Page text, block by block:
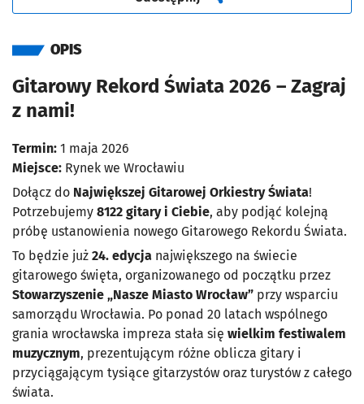
OPIS
Gitarowy Rekord Świata 2026 – Zagraj
z nami!
Termin: 1 maja 2026
Miejsce: Rynek we Wrocławiu
Dołącz do Największej Gitarowej Orkiestry Świata!
Potrzebujemy 8122 gitary i Ciebie, aby podjąć kolejną
próbę ustanowienia nowego Gitarowego Rekordu Świata.
To będzie już 24. edycja największego na świecie
gitarowego święta, organizowanego od początku przez
Stowarzyszenie „Nasze Miasto Wrocław” przy wsparciu
samorządu Wrocławia. Po ponad 20 latach wspólnego
grania wrocławska impreza stała się wielkim festiwalem
muzycznym, prezentującym różne oblicza gitary i
przyciągającym tysiące gitarzystów oraz turystów z całego
świata.